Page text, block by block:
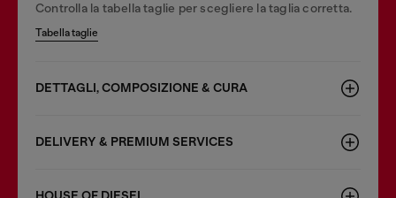
Controlla la tabella taglie per scegliere la taglia corretta.
Tabella taglie
DETTAGLI, COMPOSIZIONE & CURA
DELIVERY & PREMIUM SERVICES